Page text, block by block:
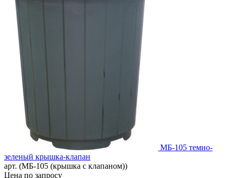
МБ-105 темно-
зеленый крышка-клапан
арт. (МБ-105 (крышка с клапаном))
Цена по запросу